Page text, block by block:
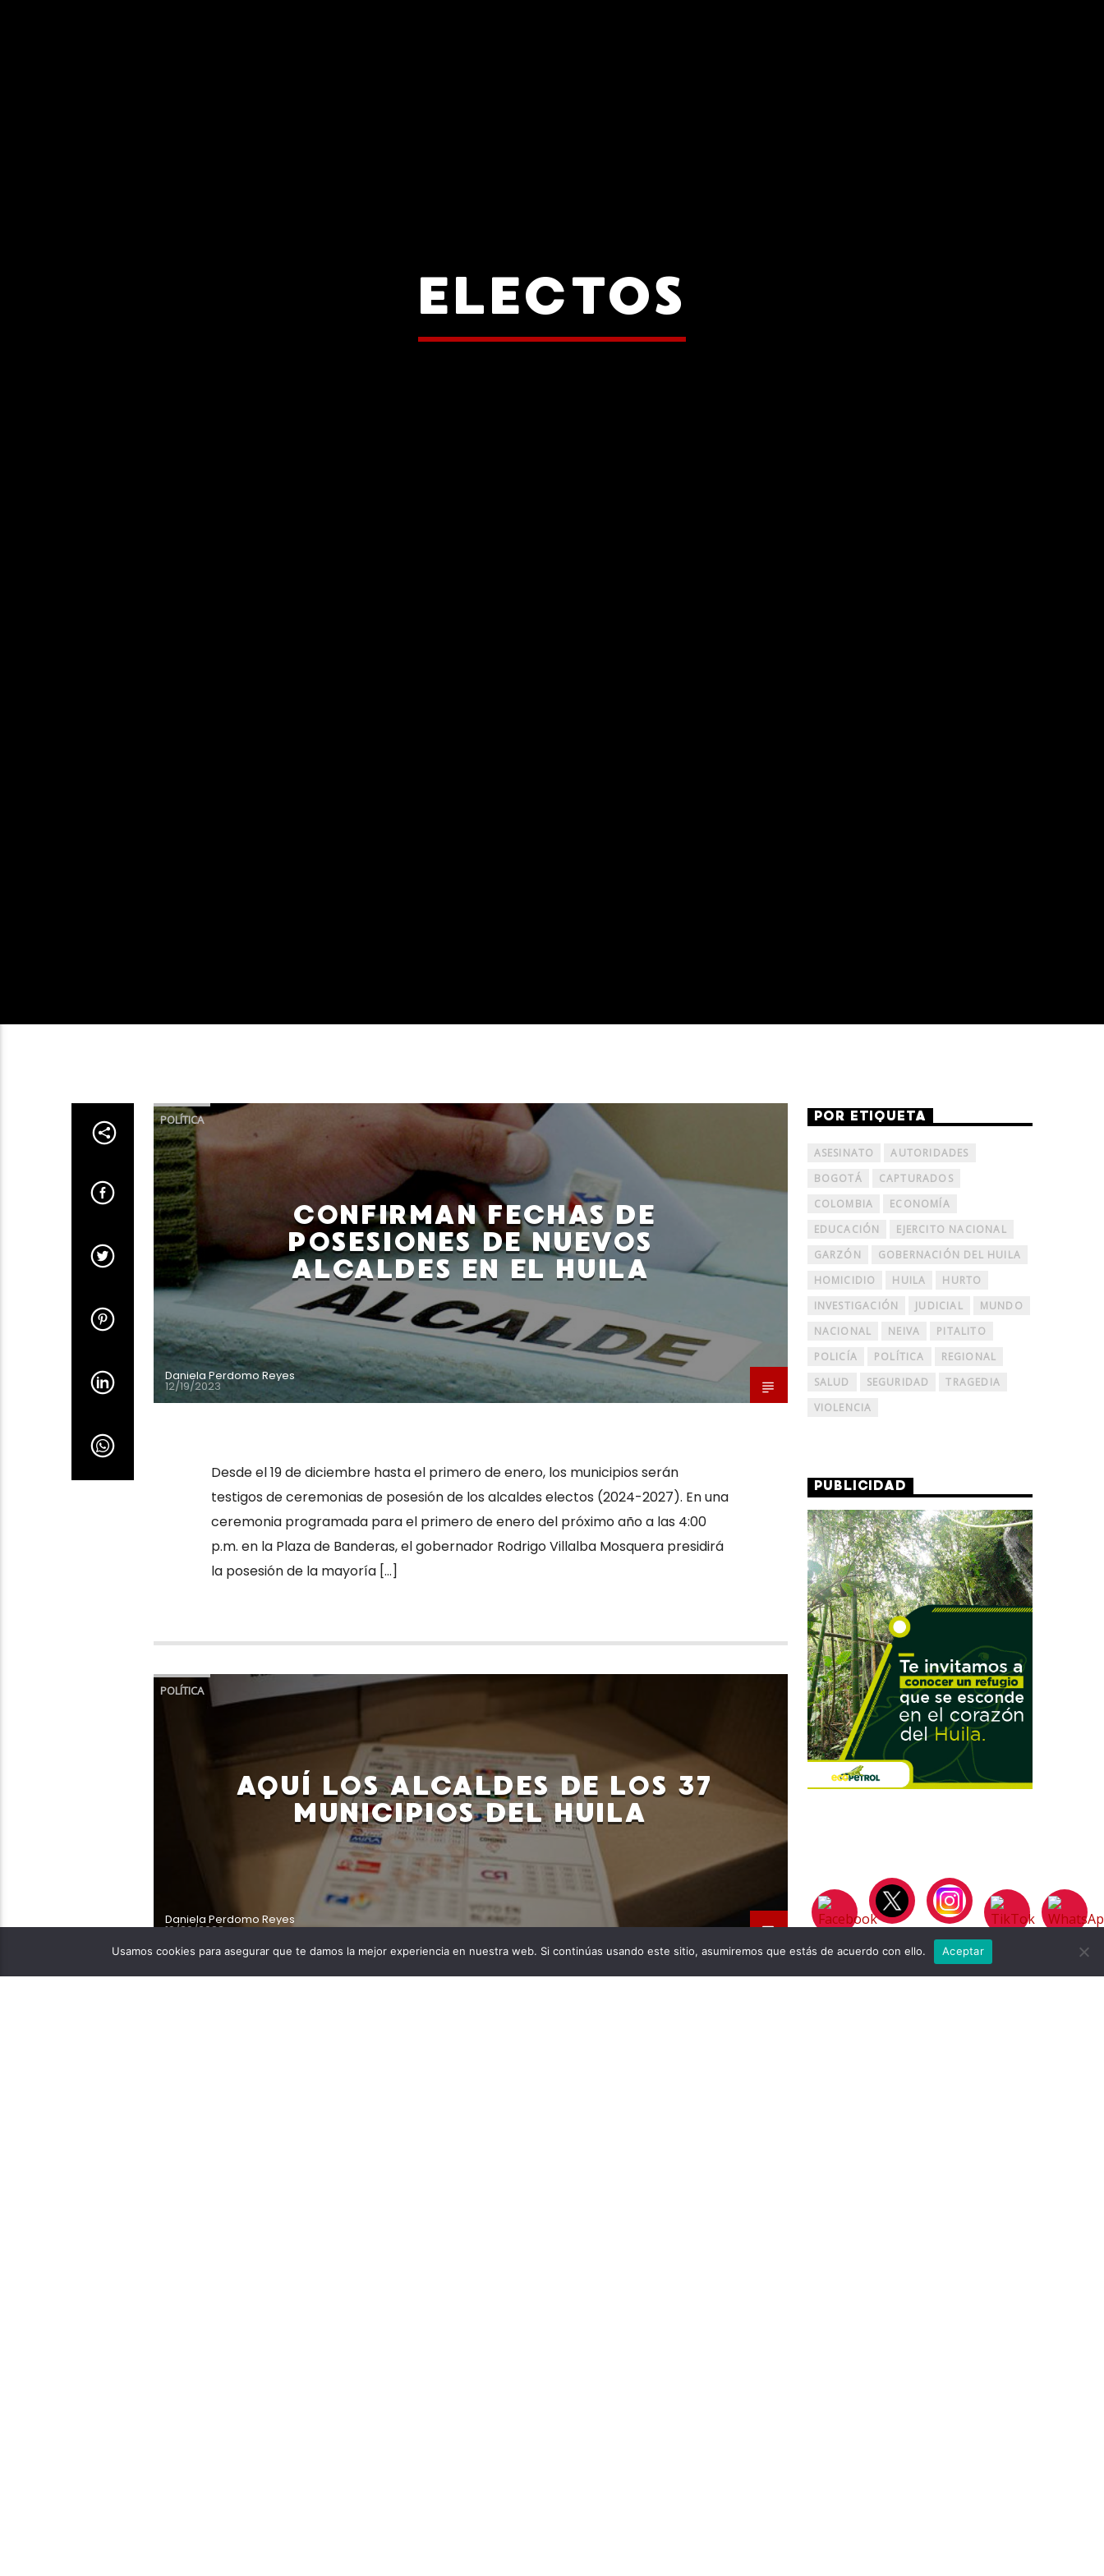
ELECTOS
POLÍTICA
CONFIRMAN FECHAS DE
POSESIONES DE NUEVOS
ALCALDES EN EL HUILA
Daniela Perdomo Reyes
12/19/2023
Desde el 19 de diciembre hasta el primero de enero, los municipios serán
testigos de ceremonias de posesión de los alcaldes electos (2024-2027). En una
ceremonia programada para el primero de enero del próximo año a las 4:00
p.m. en la Plaza de Banderas, el gobernador Rodrigo Villalba Mosquera presidirá
la posesión de la mayoría […]
POLÍTICA
AQUÍ LOS ALCALDES DE LOS 37
MUNICIPIOS DEL HUILA
Daniela Perdomo Reyes
10/30/2023
POR ETIQUETA
ASESINATO
AUTORIDADES
BOGOTÁ
CAPTURADOS
COLOMBIA
ECONOMÍA
EDUCACIÓN
EJERCITO NACIONAL
GARZÓN
GOBERNACIÓN DEL HUILA
HOMICIDIO
HUILA
HURTO
INVESTIGACIÓN
JUDICIAL
MUNDO
NACIONAL
NEIVA
PITALITO
POLICÍA
POLÍTICA
REGIONAL
SALUD
SEGURIDAD
TRAGEDIA
VIOLENCIA
PUBLICIDAD
Usamos cookies para asegurar que te damos la mejor experiencia en nuestra web. Si continúas usando este sitio, asumiremos que estás de acuerdo con ello. Aceptar